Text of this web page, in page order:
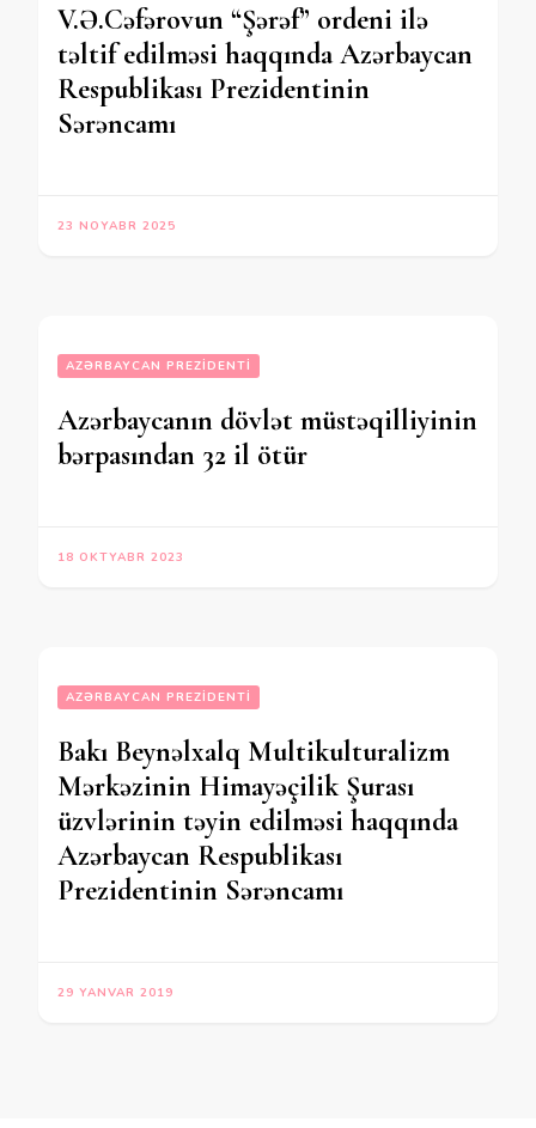
V.Ə.Cəfərovun “Şərəf” ordeni ilə
təltif edilməsi haqqında Azərbaycan
Respublikası Prezidentinin
Sərəncamı
23 NOYABR 2025
AZƏRBAYCAN PREZIDENTI
Azərbaycanın dövlət müstəqilliyinin
bərpasından 32 il ötür
18 OKTYABR 2023
AZƏRBAYCAN PREZIDENTI
Bakı Beynəlxalq Multikulturalizm
Mərkəzinin Himayəçilik Şurası
üzvlərinin təyin edilməsi haqqında
Azərbaycan Respublikası
Prezidentinin Sərəncamı
29 YANVAR 2019